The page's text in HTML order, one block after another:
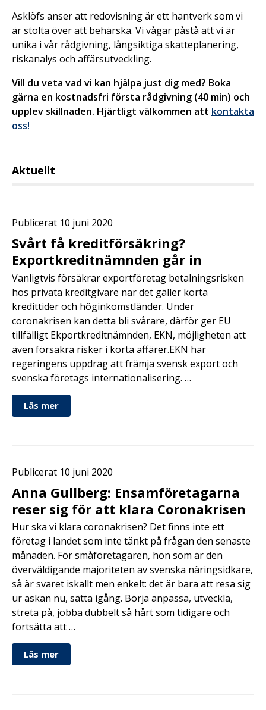
Asklöfs anser att redovisning är ett hantverk som vi
är stolta över att behärska. Vi vågar påstå att vi är
unika i vår rådgivning, långsiktiga skatteplanering,
riskanalys och affärsutveckling.
Vill du veta vad vi kan hjälpa just dig med? Boka
gärna en kostnadsfri första rådgivning (40 min) och
upplev skillnaden. Hjärtligt välkommen att kontakta
oss!
Aktuellt
Publicerat 10 juni 2020
Svårt få kreditförsäkring?
Exportkreditnämnden går in
Vanligtvis försäkrar exportföretag betalningsrisken
hos privata kreditgivare när det gäller korta
kredittider och höginkomstländer. Under
coronakrisen kan detta bli svårare, därför ger EU
tillfälligt Ekportkreditnämnden, EKN, möjligheten att
även försäkra risker i korta affärer.EKN har
regeringens uppdrag att främja svensk export och
svenska företags internationalisering. …
Läs mer
Publicerat 10 juni 2020
Anna Gullberg: Ensamföretagarna
reser sig för att klara Coronakrisen
Hur ska vi klara coronakrisen? Det finns inte ett
företag i landet som inte tänkt på frågan den senaste
månaden. För småföretagaren, hon som är den
överväldigande majoriteten av svenska näringsidkare,
så är svaret iskallt men enkelt: det är bara att resa sig
ur askan nu, sätta igång. Börja anpassa, utveckla,
streta på, jobba dubbelt så hårt som tidigare och
fortsätta att …
Läs mer